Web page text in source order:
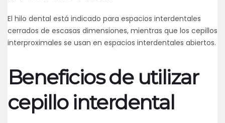
El hilo dental está indicado para espacios interdentales
cerrados de escasas dimensiones, mientras que los cepillos
interproximales se usan en espacios interdentales abiertos.
Beneficios de utilizar
cepillo interdental